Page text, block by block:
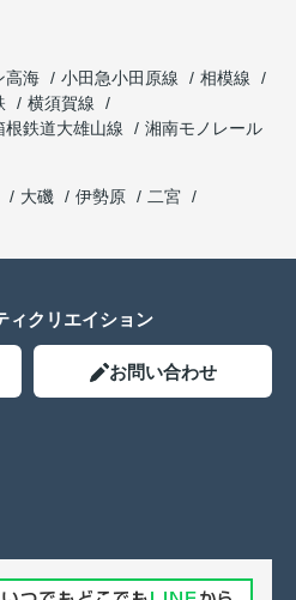
高海 小田急小田原線
相模線
横須賀線
根鉄道大雄山線
湘南モノレール
大磯 伊勢原
二宮
ィクリエイション
お問い合わせ